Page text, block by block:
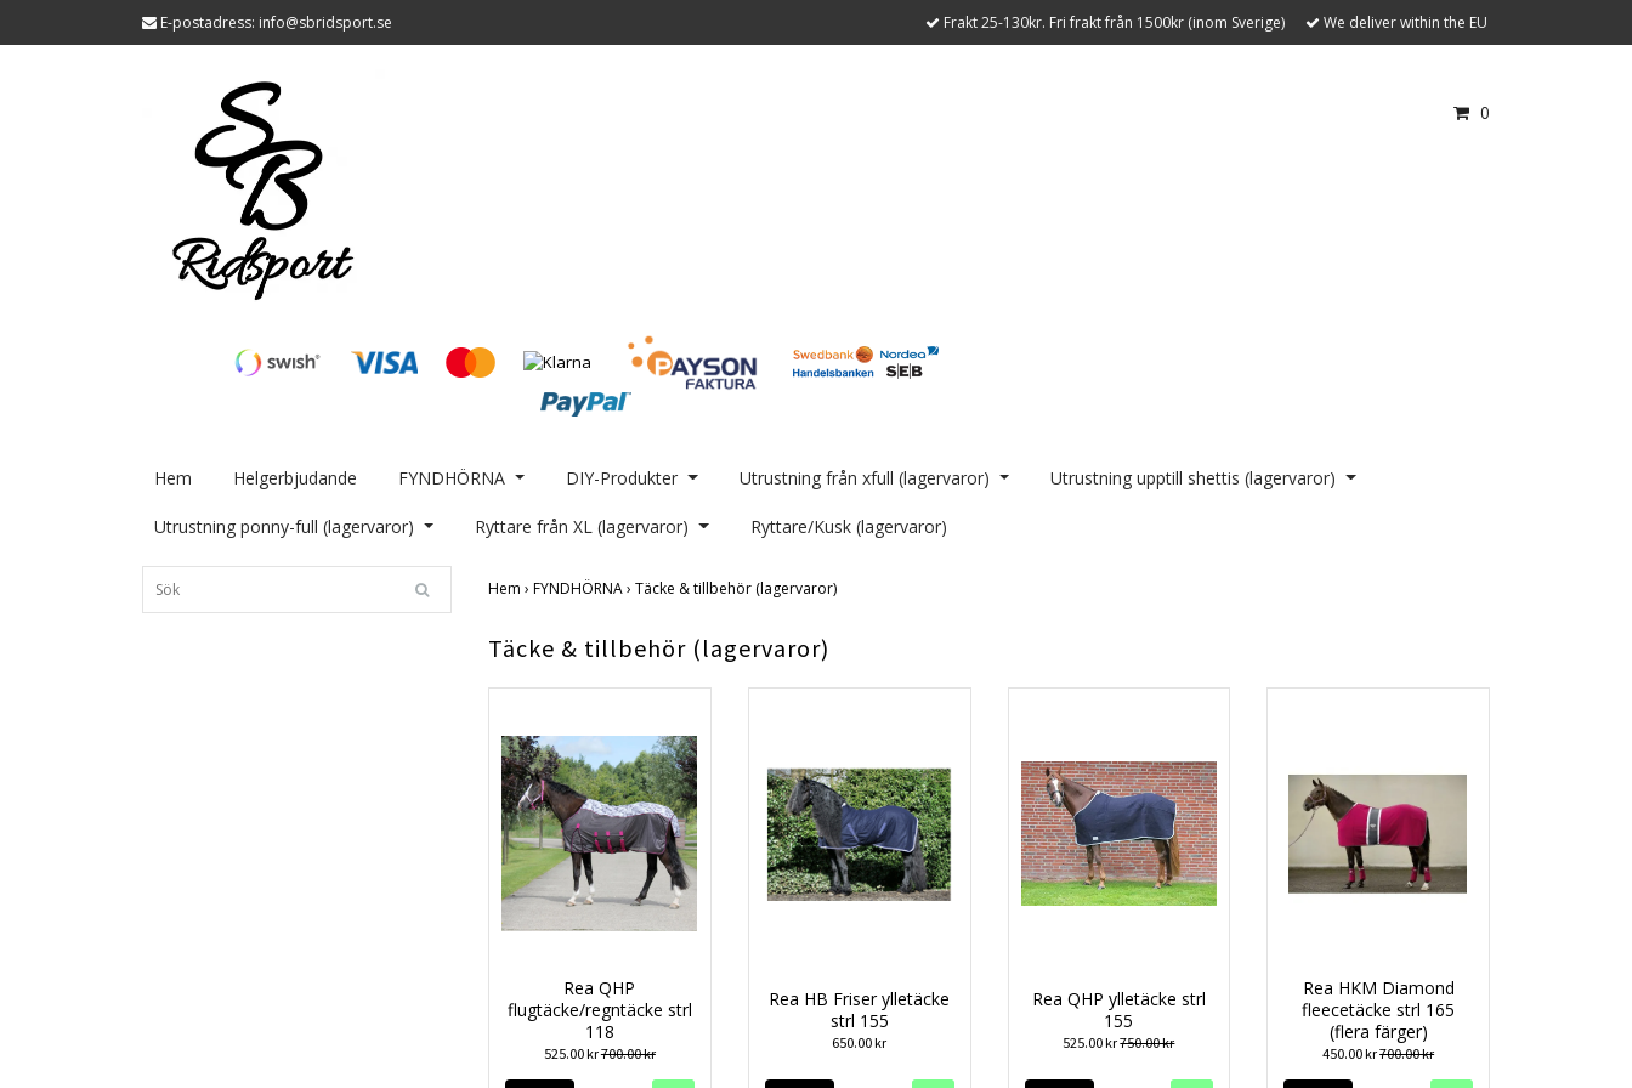
E-postadress: info@sbridsport.se Frakt 25-130kr. Fri frakt från 1500kr (inom Sverige) We deliver within the EU
0
Hem Helgerbjudande FYNDHÖRNA DIY-Produkter Utrustning från xfull (lagervaror) Utrustning upptill shettis (lagervaror)
Utrustning ponny-full (lagervaror) Ryttare från XL (lagervaror) Ryttare/Kusk (lagervaror)
Hem › FYNDHÖRNA› Täcke & tillbehör (lagervaror)
Täcke & tillbehör (lagervaror)
Rea QHP
flugtäcke/regntäcke strl
118
525.00 kr700.00 kr
Rea HB Friser ylletäcke
strl 155
650.00 kr
Rea QHP ylletäcke strl
155
525.00 kr750.00 kr
Rea HKM Diamond
fleecetäcke strl 165
(flera färger)
450.00 kr700.00 kr